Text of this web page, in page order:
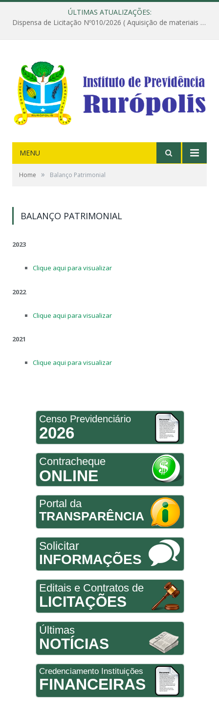
ÚLTIMAS ATUALIZAÇÕES:
Dispensa de Licitação Nº010/2026 ( Aquisição de materiais de construção destinados à execução dos serviços de instalação de janela, com a correspondente recomposição da parede, e construção de calçada nas dependências do Instituto de Previdência do Município de Rurópolis )
MENU
Home » Balanço Patrimonial
BALANÇO PATRIMONIAL
2023
Clique aqui para visualizar
2022
Clique aqui para visualizar
2021
Clique aqui para visualizar
Censo Previdenciário
2026
Contracheque
ONLINE
Portal da
TRANSPARÊNCIA
Solicitar
INFORMAÇÕES
Editais e Contratos de
LICITAÇÕES
Últimas
NOTÍCIAS
Credenciamento Instituições
FINANCEIRAS